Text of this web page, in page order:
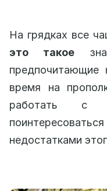
На грядках все
это такое
предпочитающие
время на
работать с
недостатками